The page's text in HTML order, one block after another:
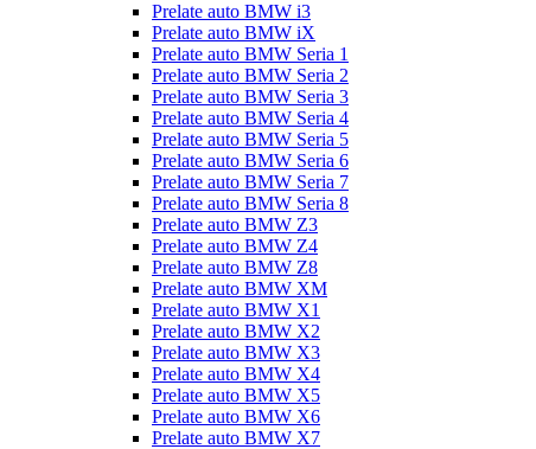
Prelate auto BMW i3
Prelate auto BMW iX
Prelate auto BMW Seria 1
Prelate auto BMW Seria 2
Prelate auto BMW Seria 3
Prelate auto BMW Seria 4
Prelate auto BMW Seria 5
Prelate auto BMW Seria 6
Prelate auto BMW Seria 7
Prelate auto BMW Seria 8
Prelate auto BMW Z3
Prelate auto BMW Z4
Prelate auto BMW Z8
Prelate auto BMW XM
Prelate auto BMW X1
Prelate auto BMW X2
Prelate auto BMW X3
Prelate auto BMW X4
Prelate auto BMW X5
Prelate auto BMW X6
Prelate auto BMW X7